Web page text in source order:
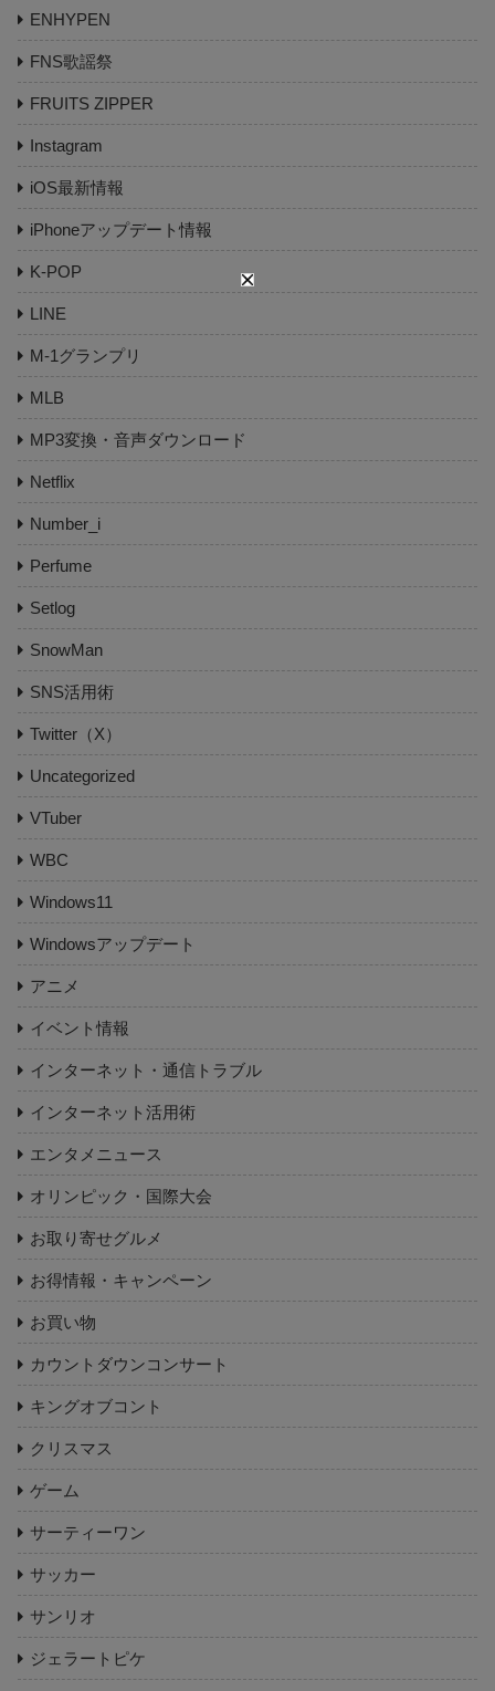
ENHYPEN
FNS歌謡祭
FRUITS ZIPPER
Instagram
iOS最新情報
iPhoneアップデート情報
K-POP
LINE
M-1グランプリ
MLB
MP3変換・音声ダウンロード
Netflix
Number_i
Perfume
Setlog
SnowMan
SNS活用術
Twitter（X）
Uncategorized
VTuber
WBC
Windows11
Windowsアップデート
アニメ
イベント情報
インターネット・通信トラブル
インターネット活用術
エンタメニュース
オリンピック・国際大会
お取り寄せグルメ
お得情報・キャンペーン
お買い物
カウントダウンコンサート
キングオブコント
クリスマス
ゲーム
サーティーワン
サッカー
サンリオ
ジェラートピケ